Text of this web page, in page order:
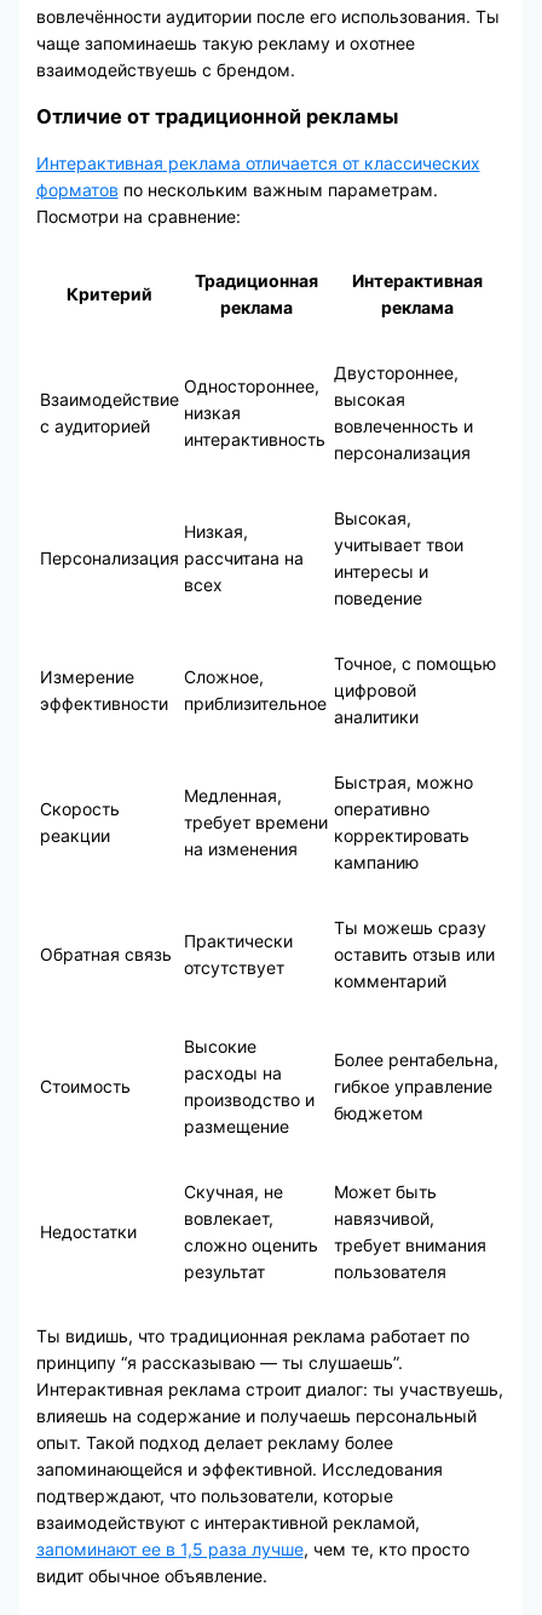
вовлечённости аудитории после его использования. Ты
чаще запоминаешь такую рекламу и охотнее
взаимодействуешь с брендом.
Отличие от традиционной рекламы
Интерактивная реклама отличается от классических
форматов по нескольким важным параметрам.
Посмотри на сравнение:
Критерий
Традиционная
реклама
Интерактивная
реклама
Взаимодействие
с аудиторией
Одностороннее,
низкая
интерактивность
Двустороннее,
высокая
вовлеченность и
персонализация
Персонализация
Низкая,
рассчитана на
всех
Высокая,
учитывает твои
интересы и
поведение
Измерение
эффективности
Сложное,
приблизительное
Точное, с помощью
цифровой
аналитики
Скорость
реакции
Медленная,
требует времени
на изменения
Быстрая, можно
оперативно
корректировать
кампанию
Обратная связь
Практически
отсутствует
Ты можешь сразу
оставить отзыв или
комментарий
Стоимость
Высокие
расходы на
производство и
размещение
Более рентабельна,
гибкое управление
бюджетом
Недостатки
Скучная, не
вовлекает,
сложно оценить
результат
Может быть
навязчивой,
требует внимания
пользователя
Ты видишь, что традиционная реклама работает по
принципу “я рассказываю — ты слушаешь”.
Интерактивная реклама строит диалог: ты участвуешь,
влияешь на содержание и получаешь персональный
опыт. Такой подход делает рекламу более
запоминающейся и эффективной. Исследования
подтверждают, что пользователи, которые
взаимодействуют с интерактивной рекламой,
запоминают ее в 1,5 раза лучше, чем те, кто просто
видит обычное объявление.